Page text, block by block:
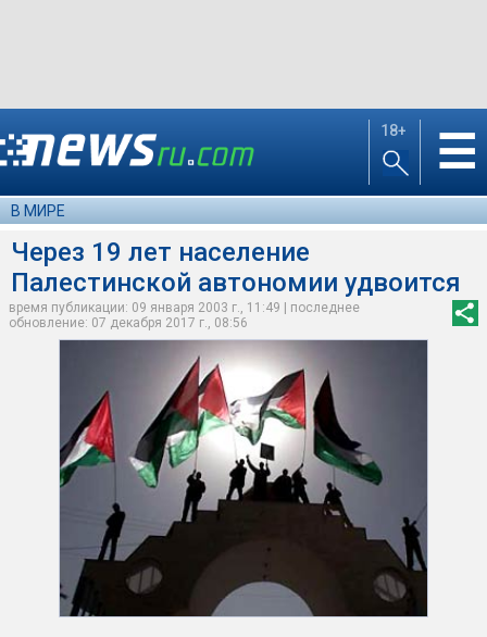
18+ ☰
В МИРЕ
Через 19 лет население
Палестинской автономии удвоится
время публикации: 09 января 2003 г., 11:49 | последнее
обновление: 07 декабря 2017 г., 08:56